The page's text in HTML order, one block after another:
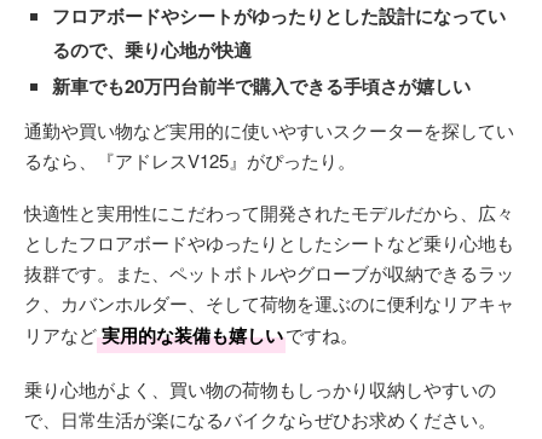
フロアボードやシートがゆったりとした設計になってい
るので、乗り心地が快適
新車でも20万円台前半で購入できる手頃さが嬉しい
通勤や買い物など実用的に使いやすいスクーターを探してい
るなら、『アドレスV125』がぴったり。
快適性と実用性にこだわって開発されたモデルだから、広々
としたフロアボードやゆったりとしたシートなど乗り心地も
抜群です。また、ペットボトルやグローブが収納できるラッ
ク、カバンホルダー、そして荷物を運ぶのに便利なリアキャ
リアなど実用的な装備も嬉しいですね。
乗り心地がよく、買い物の荷物もしっかり収納しやすいの
で、日常生活が楽になるバイクならぜひお求めください。